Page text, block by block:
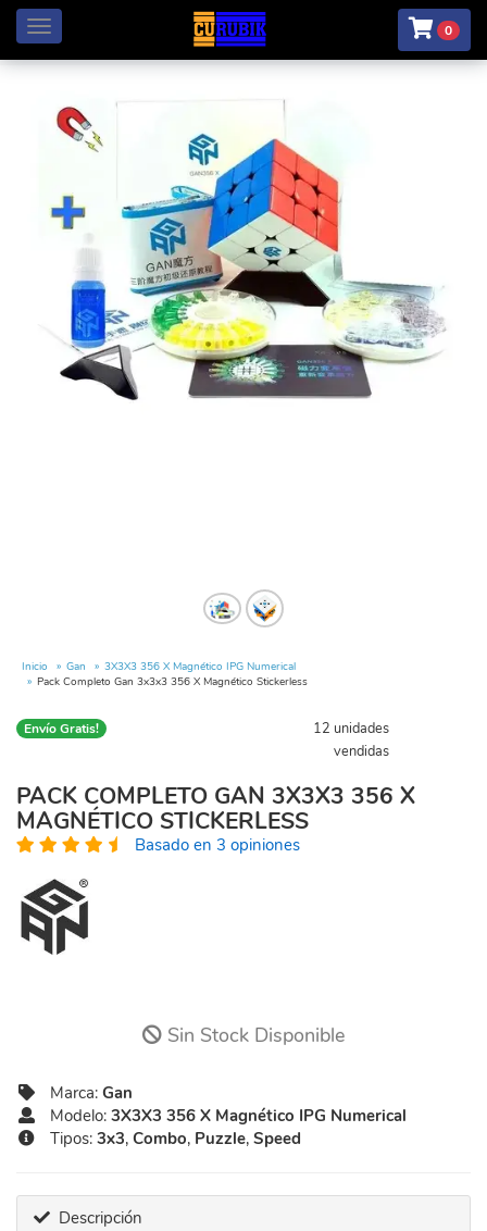
Menú 0
Inicio Gan
3X3X3 356 X Magnético IPG Numerical
Pack Completo Gan 3x3x3 356 X Magnético Stickerless
Envío Gratis!
12 unidades
vendidas
PACK COMPLETO GAN 3X3X3 356 X
MAGNÉTICO STICKERLESS
Basado en 3 opiniones
Sin Stock Disponible
Marca: Gan
Modelo: 3X3X3 356 X Magnético IPG Numerical
Tipos: 3x3, Combo, Puzzle, Speed
Descripción